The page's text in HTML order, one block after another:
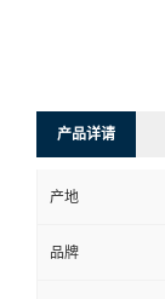
产品详请
产地
品牌